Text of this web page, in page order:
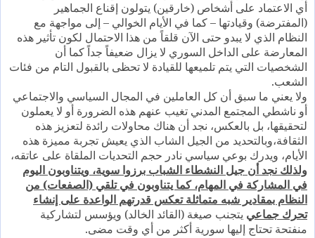
أي الاعتماد على أشخاص (خارقين) يتولون إقناع الجماهير
(المفترضة) وقيادتها – كما في الأيام الخوالي – إلى مواجهة مع
النظام الذي لا يبدو حتى الآن قلقاً من هذا الاحتمال لكون تأثير هذه
المعارضة على الداخل السوري لا يزال ضعيفاً جداً كما أن
الشخصيات التي يتم تلميعها للقيادة لا تحظى بالقبول التام من فئات
الشعب.
ولا يعني ما سبق أن كل العاملين في المجال السياسي والاجتماعي
أو ناشطي المجتمع المدني تغيب عنهم هذه الضرورة أو لا يعملون
لتحقيقها، بل بالعكس، نجد أن هناك محاولات رائدة لتعزيز هذه
الثقافة،وبالتحديد من الجيل الشاب الذي يعيش تجربة مميزة هذه
الأيام، ويدرك بوعي سياسي نادر حجم التحديات الملقاة على عاتقه،
ولذلك نجد أن جيل النشطاء الشباب برزوا سوية، ويتناوبون اليوم
في المشاركة في المهام، كما يتناوبون في تلقي (الصفعات) من
النظام بمقادير شبه متماثلة تعكس قدرتهم الواعدة على إنشاء
تحرك جماعي يتجنب صيغة (القائد الخالد) ويؤسس لتشاركية
منفتحة تحتاج إليها سورية أكثر من أي وقت مضى.